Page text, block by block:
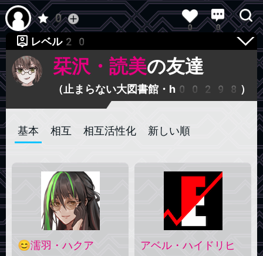
0
0 0
レベル20
栞沢・読美の友達
（止まらない大図書館・h00298）
基本 相互 相互活性化 新しい順
😊濡羽・ハクア アベル・ハイドリヒ
レベル20